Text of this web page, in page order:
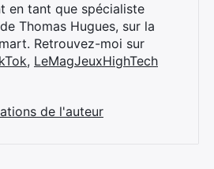
en tant que spécialiste
Thomas Hugues, sur la
Retrouvez-moi sur
, LeMagJeuxHighTech
de l'auteur